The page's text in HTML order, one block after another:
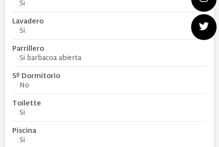
Si
Lavadero
Si
Parrillero
Si barbacoa abierta
5º Dormitorio
No
Toilette
Si
Piscina
Si